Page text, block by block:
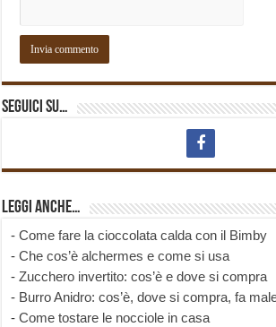
Seguici su…
Leggi anche…
-Come fare la cioccolata calda con il Bimby
-Che cos’è alchermes e come si usa
-Zucchero invertito: cos’è e dove si compra
- Burro Anidro: cos’è, dove si compra, fa
-Come tostare le nocciole in casa